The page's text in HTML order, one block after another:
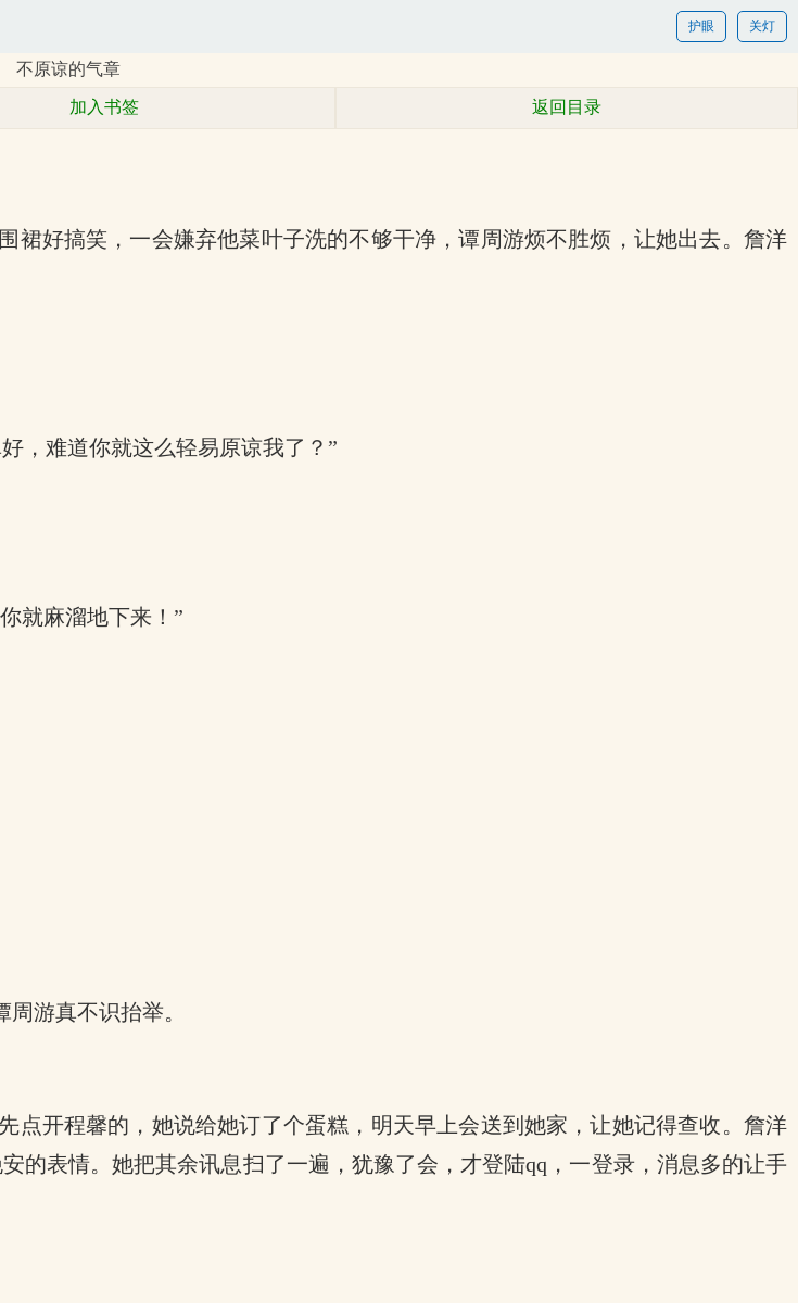
关灯
护眼
不原谅的气章
加入书签 返回目录
裙好搞笑，一会嫌弃他菜叶子洗的不够干净，谭周游烦不胜烦，让她出去。詹洋
，难道你就这么轻易原谅我了？”
就麻溜地下来！”
游真不识抬举。
点开程馨的，她说给她订了个蛋糕，明天早上会送到她家，让她记得查收。詹洋
的表情。她把其余讯息扫了一遍，犹豫了会，才登陆qq，一登录，消息多的让手